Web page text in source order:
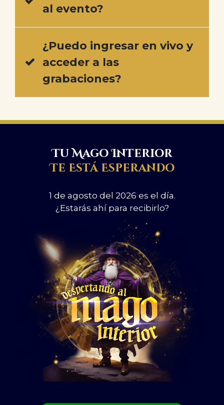
al evento?
¿Puedo ingresar en vivo y
acceder a las
grabaciones?
Tu Mago Interior
Te Está Esperando
1 de agosto del 2026 es el día.
¿Estarás ahí para recibirlo?